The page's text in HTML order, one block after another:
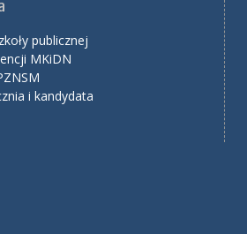
publicznej
MKiDN
i kandydata